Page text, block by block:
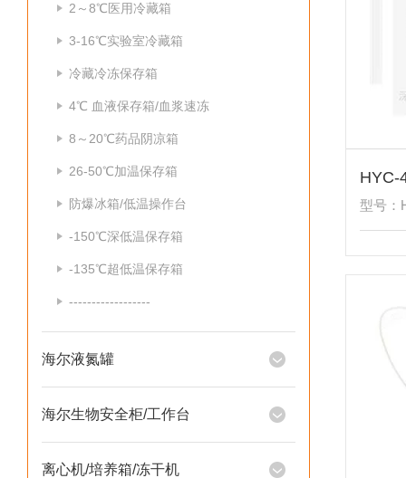
2～8℃医用冷藏箱
3-16℃实验室冷藏箱
冷藏冷冻保存箱
4℃ 血液保存箱/血浆速冻
8～20℃药品阴凉箱
26-50℃加温保存箱
防爆冰箱/低温操作台
-150℃深低温保存箱
-135℃超低温保存箱
------------------
海尔液氮罐
海尔生物安全柜/工作台
离心机/培养箱/冻干机
HYC-
型号：